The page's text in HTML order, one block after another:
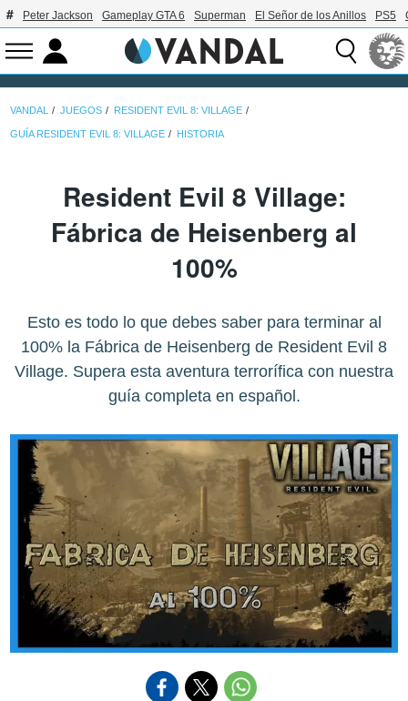
Peter Jackson Gameplay GTA 6 Superman El Señor de los Anillos PS5
VANDAL JUEGOS RESIDENT EVIL 8: VILLAGE
GUÍA RESIDENT EVIL 8: VILLAGE HISTORIA
Resident Evil 8 Village:
Fábrica de Heisenberg al
100%
Esto es todo lo que debes saber para terminar al
100% la Fábrica de Heisenberg de Resident Evil 8
Village. Supera esta aventura terrorífica con nuestra
guía completa en español.